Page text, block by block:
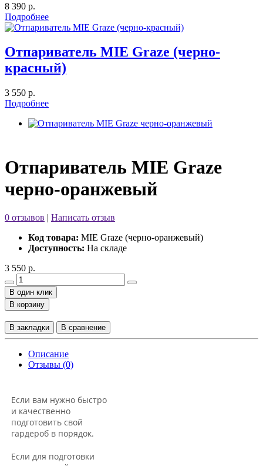
8 390 р.
Подробнее
Отпариватель MIE Graze (черно-
красный)
3 550 р.
Подробнее
Отпариватель MIE Graze
черно-оранжевый
0 отзывов | Написать отзыв
Код товара: MIE Graze (черно-оранжевый)
Доступность: На складе
3 550 р.
В один клик
В корзину
В закладки В сравнение
Описание
Отзывы (0)
Если вам нужно быстро
и качественно
подготовить свой
гардероб в порядок.
Если для подготовки